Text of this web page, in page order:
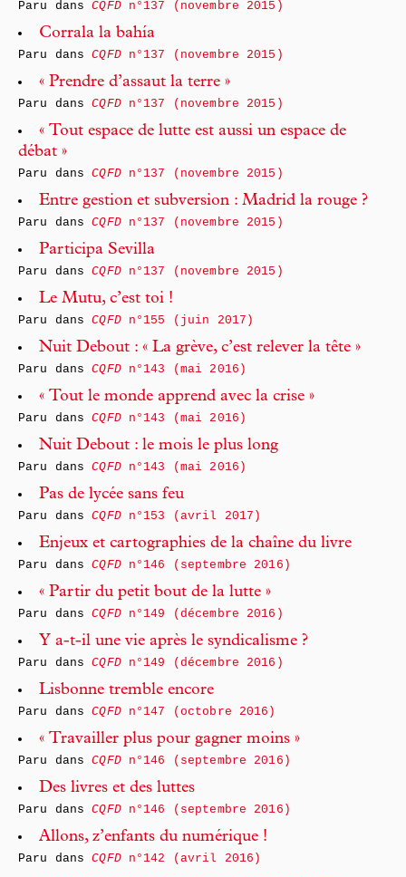
Paru dansCQFDn°137 (novembre 2015)
Corrala la bahía
Paru dansCQFDn°137 (novembre 2015)
« Prendre d’assaut la terre »
Paru dansCQFDn°137 (novembre 2015)
« Tout espace de lutte est aussi un espace de
débat »
Paru dansCQFDn°137 (novembre 2015)
Entre gestion et subversion : Madrid la rouge ?
Paru dansCQFDn°137 (novembre 2015)
Participa Sevilla
Paru dansCQFDn°137 (novembre 2015)
Le Mutu, c’est toi !
Paru dansCQFDn°155 (juin 2017)
Nuit Debout : « La grève, c’est relever la tête »
Paru dansCQFDn°143 (mai 2016)
« Tout le monde apprend avec la crise »
Paru dansCQFDn°143 (mai 2016)
Nuit Debout : le mois le plus long
Paru dansCQFDn°143 (mai 2016)
Pas de lycée sans feu
Paru dansCQFDn°153 (avril 2017)
Enjeux et cartographies de la chaîne du livre
Paru dansCQFDn°146 (septembre 2016)
« Partir du petit bout de la lutte »
Paru dansCQFDn°149 (décembre 2016)
Y a-t-il une vie après le syndicalisme ?
Paru dansCQFDn°149 (décembre 2016)
Lisbonne tremble encore
Paru dansCQFDn°147 (octobre 2016)
« Travailler plus pour gagner moins »
Paru dansCQFDn°146 (septembre 2016)
Des livres et des luttes
Paru dansCQFDn°146 (septembre 2016)
Allons, z’enfants du numérique !
Paru dansCQFDn°142 (avril 2016)